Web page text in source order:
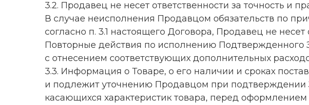
3.2. Продавец не несет ответственности за точность и
В случае неисполнения Продавцом обязательств по
согласно п. 3.1 настоящего Договора, Продавец не
Повторные действия по исполнению Подтвержденного
с отнесением соответствующих дополнительных
3.3. Информация о Товаре, о его наличии и сроках
и подлежит уточнению Продавцом при подтверждении
касающихся характеристик товара, перед